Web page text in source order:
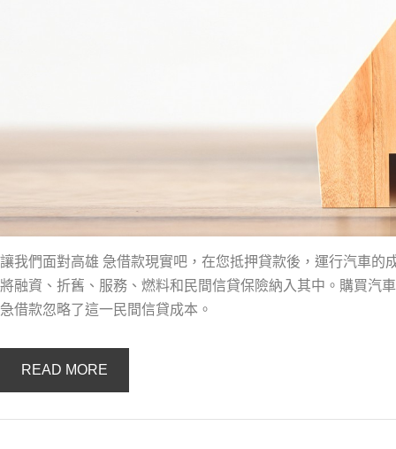
讓我們面對高雄 急借款現實吧，在您抵押貸款後，運行汽車
將融資、折舊、服務、燃料和民間信貸保險納入其中。購買汽
急借款忽略了這一民間信貸成本。
READ MORE